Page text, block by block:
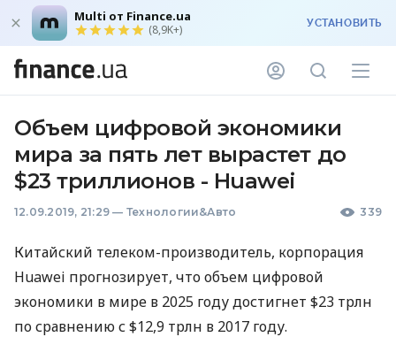
Multi от Finance.ua
(8,9K+) УСТАНОВИТЬ
Объем цифровой экономики
мира за пять лет вырастет до
$23 триллионов - Huawei
12.09.2019, 21:29 — Технологии&Авто 339
Китайский телеком-производитель, корпорация
Huawei прогнозирует, что объем цифровой
экономики в мире в 2025 году достигнет $23 трлн
по сравнению с $12,9 трлн в 2017 году.